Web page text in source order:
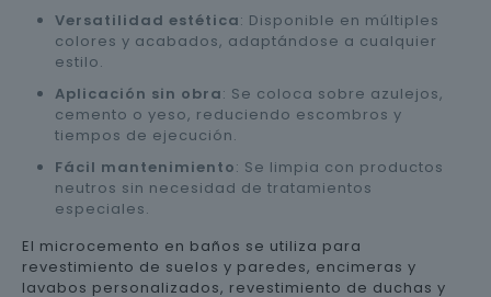
Versatilidad estética: Disponible en múltiples
colores y acabados, adaptándose a cualquier
estilo.
Aplicación sin obra: Se coloca sobre azulejos,
cemento o yeso, reduciendo escombros y
tiempos de ejecución.
Fácil mantenimiento: Se limpia con productos
neutros sin necesidad de tratamientos
especiales.
El microcemento en baños se utiliza para
revestimiento de suelos y paredes, encimeras y
lavabos personalizados, revestimiento de duchas y